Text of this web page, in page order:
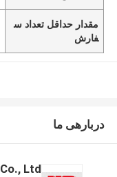
مقدار حداقل تعداد س
فارش
دربارهی ما